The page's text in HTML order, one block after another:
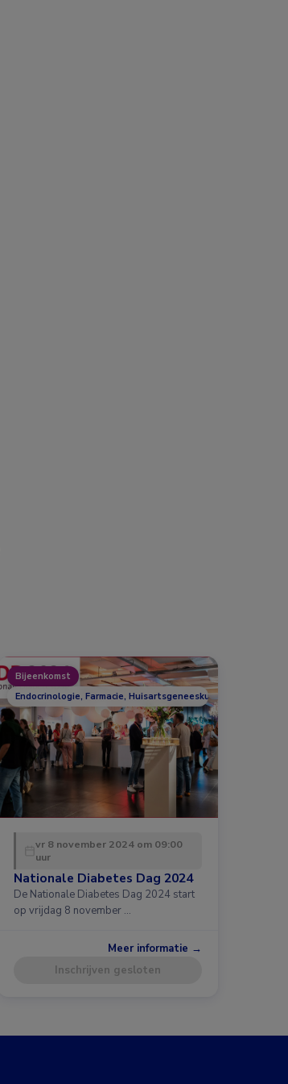
Bijeenkomst
Endocrinologie, Farmacie, Huisartsgeneeskunde, Overig,
vr 8 november 2024 om 09:00
uur
Nationale Diabetes Dag 2024
De Nationale Diabetes Dag 2024 start
op vrijdag 8 november …
Meer informatie →
Inschrijven gesloten